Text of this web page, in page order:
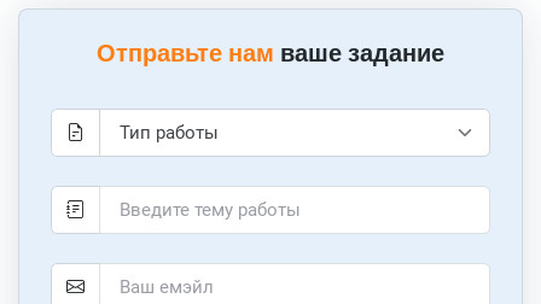
Отправьте нам ваше задание